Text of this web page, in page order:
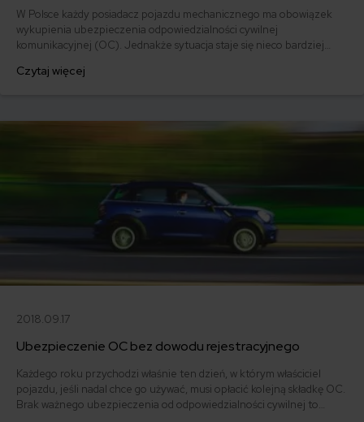
W Polsce każdy posiadacz pojazdu mechanicznego ma obowiązek
wykupienia ubezpieczenia odpowiedzialności cywilnej
komunikacyjnej (OC). Jednakże sytuacja staje się nieco bardziej
samochodu. Czy w takich przypadkach można ubezpieczyć
Czytaj więcej
2018.09.17
Ubezpieczenie OC bez dowodu rejestracyjnego
Każdego roku przychodzi właśnie ten dzień, w którym właściciel
pojazdu, jeśli nadal chce go używać, musi opłacić kolejną składkę OC.
Brak ważnego ubezpieczenia od odpowiedzialności cywilnej to